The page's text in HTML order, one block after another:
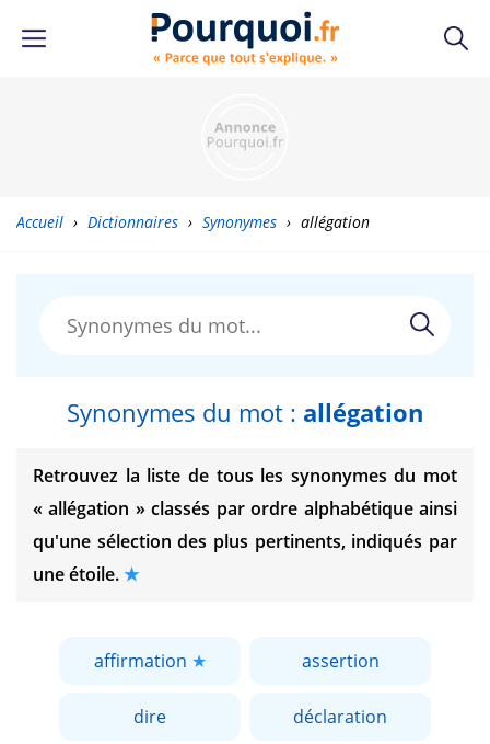
Accueil › Dictionnaires › Synonymes › allégation
Synonymes du mot : allégation
Retrouvez la liste de tous les synonymes du mot
« allégation »classés par ordre alphabétique ainsi
qu'une sélection des plus pertinents, indiqués par
une étoile.
affirmation assertion
dire déclaration